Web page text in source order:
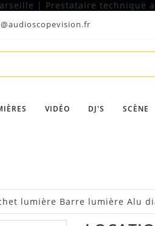
VIDÉO DJ'S SCÈNE
lumière Barre lumière Alu